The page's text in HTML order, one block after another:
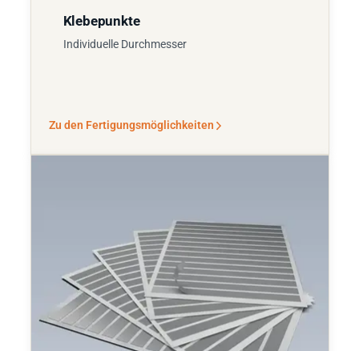
Klebepunkte
Individuelle Durchmesser
Zu den Fertigungsmöglichkeiten